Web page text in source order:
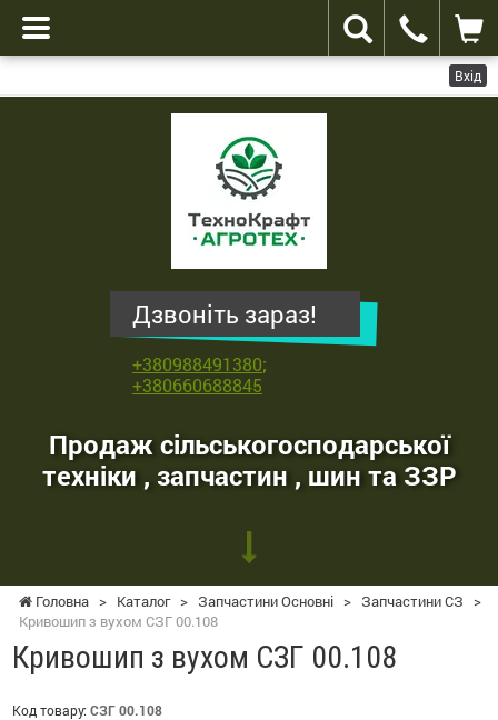
Вхід
сільськогосподарської
Дзвоніть зараз!
+380988491380;
+380660688845
Продаж сільськогосподарської
техніки , запчастин , шин та ЗЗР
Головна > Каталог > Запчастини Основні > Запчастини СЗ
>
Кривошип з вухом СЗГ 00.108
Кривошип з вухом СЗГ 00.108
Код товару: СЗГ 00.108